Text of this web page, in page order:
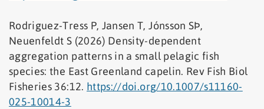
Rodriguez-Tress P, Jansen T, Jónsson SÞ,
Neuenfeldt S (2026) Density-dependent
aggregation patterns in a small pelagic fish
species: the East Greenland capelin. Rev Fish Biol
Fisheries 36:12. https://doi.org/10.1007/s11160-
025-10014-3